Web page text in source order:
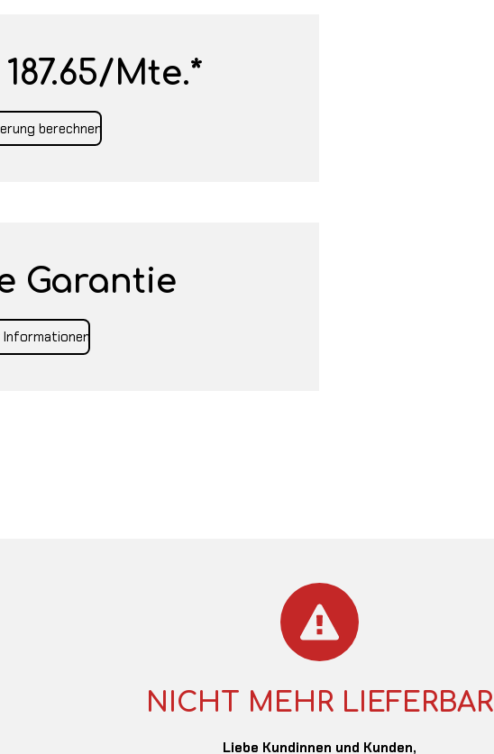
/Mte.*
berechnen
Garantie
Informationen
NICHT MEHR LIEFERBAR
Liebe Kundinnen und Kunden,